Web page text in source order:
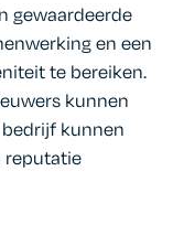
gewaardeerde
en een
te bereiken.
kunnen
kunnen
reputatie